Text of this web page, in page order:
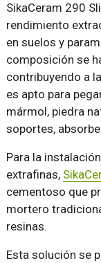
SikaCeram 290
rendimiento
en suelos y
composición se
contribuyendo a
es apto para
mármol, piedra
soportes,
Para la
extrafinas,
cementoso que
mortero
resinas.
Esta solución se